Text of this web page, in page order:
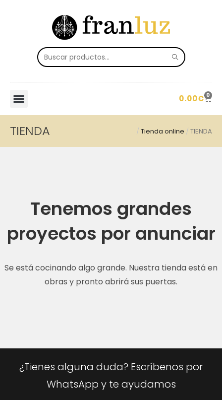
0.00€ 0
TIENDA / Tienda online / TIENDA
Tenemos grandes
proyectos por anunciar
Se está cocinando algo grande. Nuestra tienda está en
obras y pronto abrirá sus puertas.
¿Tienes alguna duda? Escríbenos por
WhatsApp y te ayudamos